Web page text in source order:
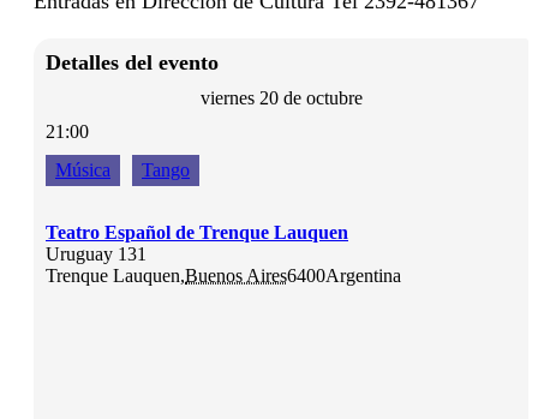
Detalles del evento
viernes 20 de octubre
21:00
Música
Tango
Teatro Español de Trenque Lauquen
Uruguay 131
Trenque Lauquen,Buenos Aires6400Argentina